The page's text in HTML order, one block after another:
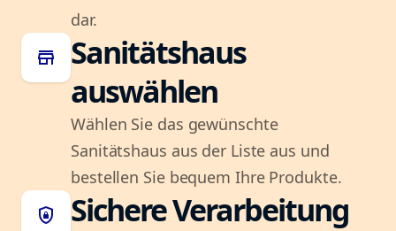
dar.
store
Sanitätshaus
auswählen
Wählen Sie das gewünschte
Sanitätshaus aus der Liste aus und
bestellen Sie bequem Ihre Produkte.
shield_lock Sichere Verarbeitung